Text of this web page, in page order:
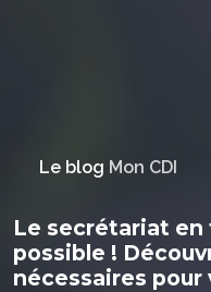
Le blog Mon CDI
Le secrétariat en
possible !
nécessaires pour